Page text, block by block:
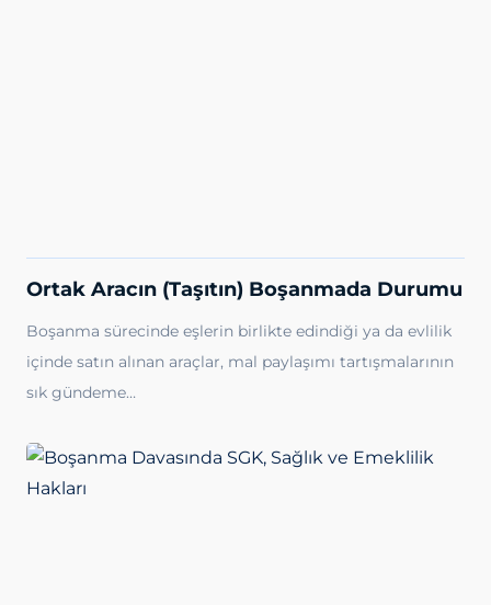
Ortak Aracın (Taşıtın) Boşanmada Durumu
Boşanma sürecinde eşlerin birlikte edindiği ya da evlilik
içinde satın alınan araçlar, mal paylaşımı tartışmalarının
sık gündeme…